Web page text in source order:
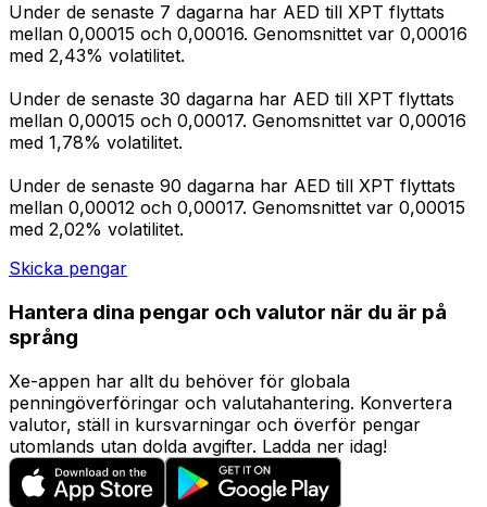
Under de senaste 7 dagarna har AED till XPT flyttats
mellan 0,00015 och 0,00016. Genomsnittet var 0,00016
med 2,43% volatilitet.
Under de senaste 30 dagarna har AED till XPT flyttats
mellan 0,00015 och 0,00017. Genomsnittet var 0,00016
med 1,78% volatilitet.
Under de senaste 90 dagarna har AED till XPT flyttats
mellan 0,00012 och 0,00017. Genomsnittet var 0,00015
med 2,02% volatilitet.
Skicka pengar
Hantera dina pengar och valutor när du är på
språng
Xe-appen har allt du behöver för globala
penningöverföringar och valutahantering. Konvertera
valutor, ställ in kursvarningar och överför pengar
utomlands utan dolda avgifter. Ladda ner idag!